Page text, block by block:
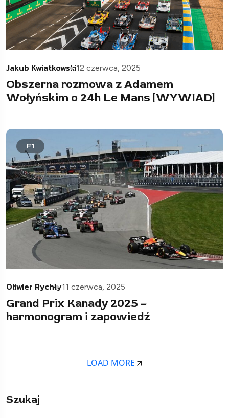
Jakub Kwiatkowski12 czerwca, 2025
Obszerna rozmowa z Adamem
Wołyńskim o 24h Le Mans [WYWIAD]
F1
Oliwier Rychły11 czerwca, 2025
Grand Prix Kanady 2025 –
harmonogram i zapowiedź
LOAD MORE
Szukaj